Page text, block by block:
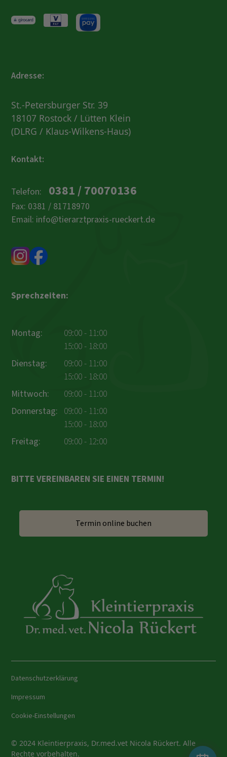
Adresse:
St.-Petersburger Str. 39
18107 Rostock / Lütten Klein
(DLRG / Klaus-Wilkens-Haus)
Kontakt:
Telefon: 0381 / 70070136
Fax: 0381 / 81718970
Email: info@tierarztpraxis-rueckert.de
Sprechzeiten:
Montag:
Dienstag:
Mittwoch:
Donnerstag:
Freitag:
09:00 - 11:00
15:00 - 18:00
09:00 - 11:00
15:00 - 18:00
09:00 - 11:00
09:00 - 11:00
15:00 - 18:00
09:00 - 12:00
BITTE VEREINBAREN SIE EINEN TERMIN!
Termin online buchen
© 2024 Kleintierpraxis, Dr.med.vet Nicola Rückert. Alle
Rechte vorbehalten.
Datenschutzerklärung
Impressum
Cookie-Einstellungen